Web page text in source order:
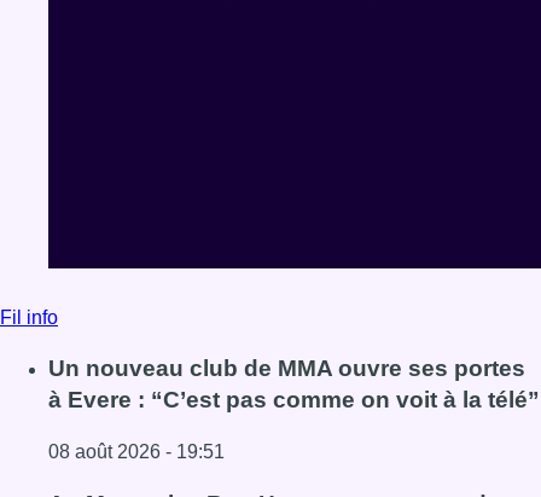
Fil info
Un nouveau club de MMA ouvre ses portes
à Evere : “C’est pas comme on voit à la télé”
08 août 2026 - 19:51